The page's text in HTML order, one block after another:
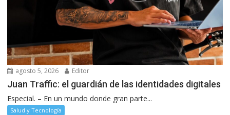
agosto 5, 2026 Editor
Juan Traffic: el guardián de las identidades digitales
Especial. – En un mundo donde gran parte...
Salud y Tecnología